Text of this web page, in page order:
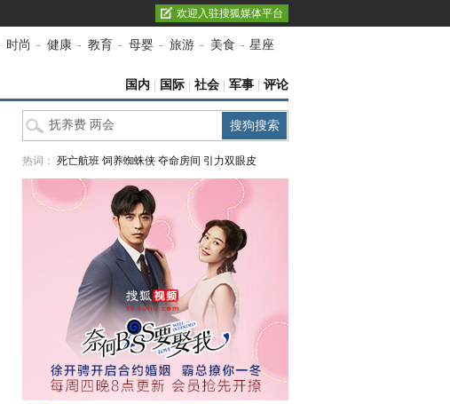
欢迎入驻搜狐媒体平台
时尚 - 健康 - 教育 - 母婴 - 旅游 - 美食 - 星座
国内 国际 社会 军事 评论
热词： 死亡航班 饲养蜘蛛侠 夺命房间 引力双眼皮